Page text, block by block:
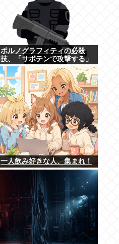
ポルノグラフィティの必殺
技、「サボテンで攻撃する」
しかない
一人飲み好きな人、集まれ！